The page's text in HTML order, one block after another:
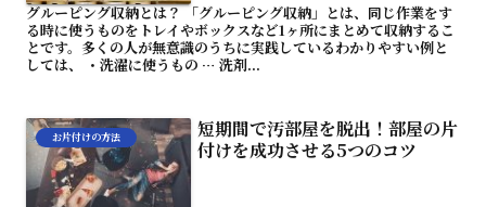
グルーピング収納とは？ 「グルーピング収納」とは、同じ作業をす
る時に使うものをトレイやボックスなど1ヶ所にまとめて収納するこ
とです。多くの人が無意識のうちに実践しているわかりやすい例と
しては、 ・洗濯に使うもの … 洗剤...
お片付けの方法
短期間で汚部屋を脱出！部屋の片
付けを成功させる5つのコツ